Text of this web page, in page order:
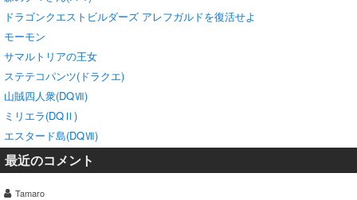
ドラゴンクエストビルダーズ アレフガルドを復活せよ
モーモン
サマルトリアの王女
ステテコパンツ(ドラクエ)
山賊四人衆(DQⅦ)
ミリエラ(DQⅡ)
エスタード島(DQⅦ)
最近のコメント
Tamaro